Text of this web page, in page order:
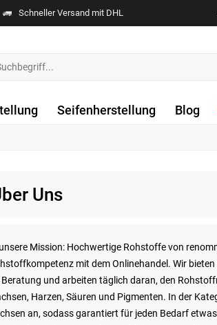
Schneller Versand mit DHL
Seifenherstellung Blog
Uns
Mission: Hochwertige Rohstoffe von
mit dem Onlinehandel. Wir
und arbeiten täglich daran, den
Harzen, Säuren und Pigmenten. In der
an, sodass garantiert für jeden Bedarf